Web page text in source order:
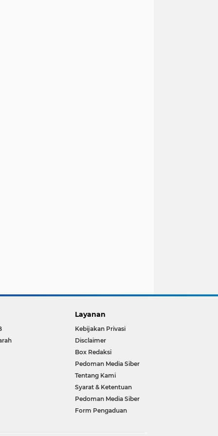
Layanan
Kebijakan Privasi
Disclaimer
Box Redaksi
Pedoman Media Siber
Tentang Kami
Syarat & Ketentuan
Pedoman Media Siber
Form Pengaduan